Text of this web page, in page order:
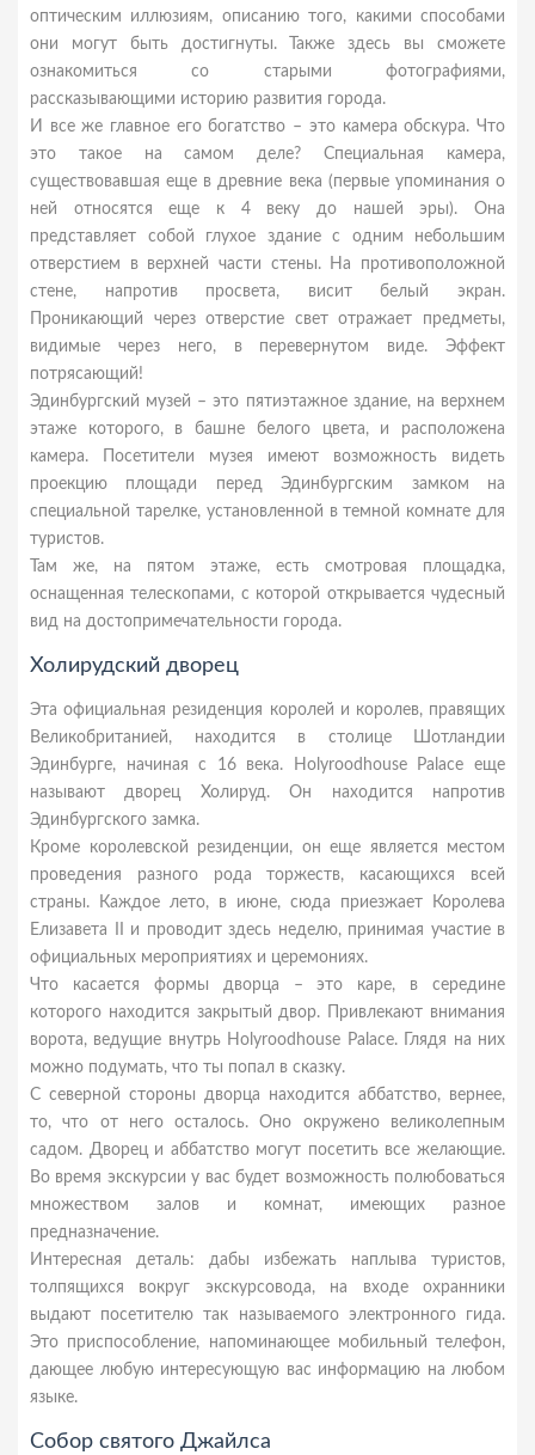
оптическим иллюзиям, описанию того, какими способами
они могут быть достигнуты. Также здесь вы сможете
ознакомиться со старыми фотографиями,
рассказывающими историю развития города.
И все же главное его богатство – это камера обскура. Что
это такое на самом деле? Специальная камера,
существовавшая еще в древние века (первые упоминания о
ней относятся еще к 4 веку до нашей эры). Она
представляет собой глухое здание с одним небольшим
отверстием в верхней части стены. На противоположной
стене, напротив просвета, висит белый экран.
Проникающий через отверстие свет отражает предметы,
видимые через него, в перевернутом виде. Эффект
потрясающий!
Эдинбургский музей – это пятиэтажное здание, на верхнем
этаже которого, в башне белого цвета, и расположена
камера. Посетители музея имеют возможность видеть
проекцию площади перед Эдинбургским замком на
специальной тарелке, установленной в темной комнате для
туристов.
Там же, на пятом этаже, есть смотровая площадка,
оснащенная телескопами, с которой открывается чудесный
вид на достопримечательности города.
Холирудский дворец
Эта официальная резиденция королей и королев, правящих
Великобританией, находится в столице Шотландии
Эдинбурге, начиная с 16 века. Holyroodhouse Palace еще
называют дворец Холируд. Он находится напротив
Эдинбургского замка.
Кроме королевской резиденции, он еще является местом
проведения разного рода торжеств, касающихся всей
страны. Каждое лето, в июне, сюда приезжает Королева
Елизавета II и проводит здесь неделю, принимая участие в
официальных мероприятиях и церемониях.
Что касается формы дворца – это каре, в середине
которого находится закрытый двор. Привлекают внимания
ворота, ведущие внутрь Holyroodhouse Palace. Глядя на них
можно подумать, что ты попал в сказку.
С северной стороны дворца находится аббатство, вернее,
то, что от него осталось. Оно окружено великолепным
садом. Дворец и аббатство могут посетить все желающие.
Во время экскурсии у вас будет возможность полюбоваться
множеством залов и комнат, имеющих разное
предназначение.
Интересная деталь: дабы избежать наплыва туристов,
толпящихся вокруг экскурсовода, на входе охранники
выдают посетителю так называемого электронного гида.
Это приспособление, напоминающее мобильный телефон,
дающее любую интересующую вас информацию на любом
языке.
Собор святого Джайлса